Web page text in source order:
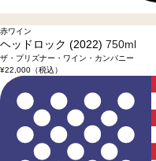
赤ワイン
ヘッドロック (2022) 750ml
ザ・プリズナー・ワイン・カンパニー
¥22,000（税込）